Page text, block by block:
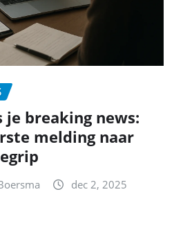
je breaking news:
melding naar
dec 2, 2025